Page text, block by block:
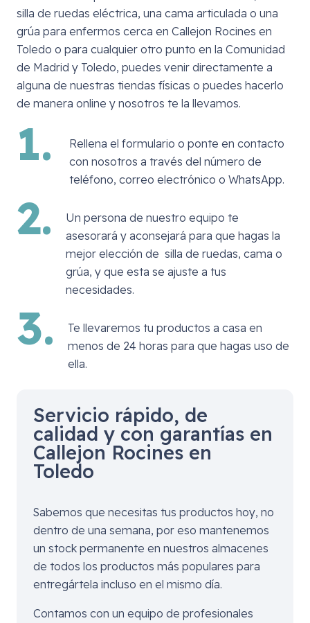
silla de ruedas eléctrica, una cama articulada o una
grúa para enfermos cerca en Callejon Rocines en
Toledo o para cualquier otro punto en la Comunidad
de Madrid y Toledo, puedes venir directamente a
alguna de nuestras tiendas físicas o puedes hacerlo
de manera online y nosotros te la llevamos.
1.
Rellena el formulario o ponte en contacto
con nosotros a través del número de
teléfono, correo electrónico o WhatsApp.
2.
Un persona de nuestro equipo te
asesorará y aconsejará para que hagas la
mejor elección de silla de ruedas, cama o
grúa, y que esta se ajuste a tus
necesidades.
3.
Te llevaremos tu productos a casa en
menos de 24 horas para que hagas uso de
ella.
Servicio rápido, de
calidad y con garantías en
Callejon Rocines en
Toledo
Sabemos que necesitas tus productos hoy, no
dentro de una semana, por eso mantenemos
un stock permanente en nuestros almacenes
de todos los productos más populares para
entregártela incluso en el mismo día.
Contamos con un equipo de profesionales